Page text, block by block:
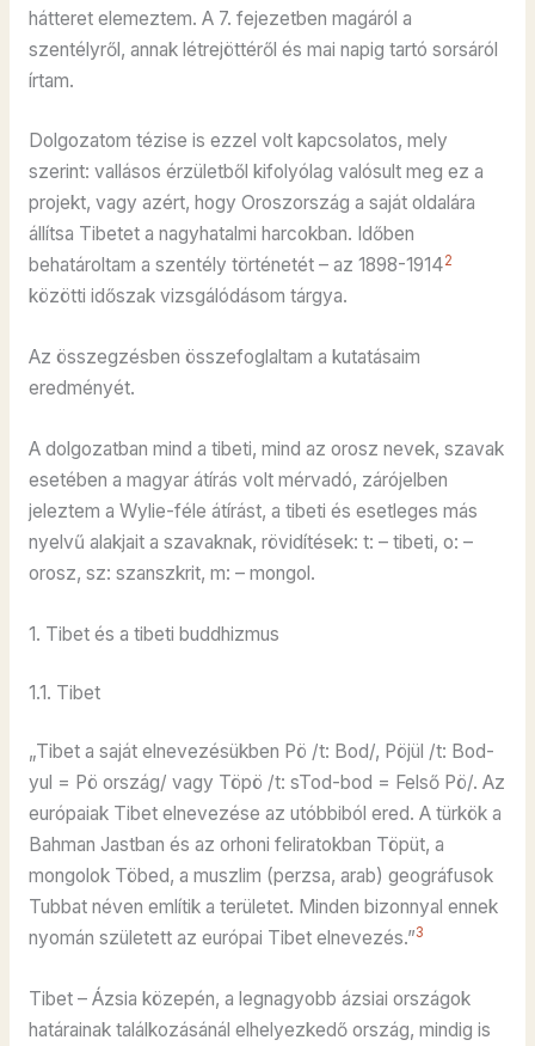
hátteret elemeztem. A 7. fejezetben magáról a
szentélyről, annak létrejöttéről és mai napig tartó sorsáról
írtam.
Dolgozatom tézise is ezzel volt kapcsolatos, mely
szerint: vallásos érzületből kifolyólag valósult meg ez a
projekt, vagy azért, hogy Oroszország a saját oldalára
állítsa Tibetet a nagyhatalmi harcokban. Időben
behatároltam a szentély történetét – az 1898-19142
közötti időszak vizsgálódásom tárgya.
Az összegzésben összefoglaltam a kutatásaim
eredményét.
A dolgozatban mind a tibeti, mind az orosz nevek, szavak
esetében a magyar átírás volt mérvadó, zárójelben
jeleztem a Wylie-féle átírást, a tibeti és esetleges más
nyelvű alakjait a szavaknak, rövidítések: t: – tibeti, o: –
orosz, sz: szanszkrit, m: – mongol.
1. Tibet és a tibeti buddhizmus
1.1. Tibet
„Tibet a saját elnevezésükben Pö /t: Bod/, Pöjül /t: Bod-
yul = Pö ország/ vagy Töpö /t: sTod-bod = Felső Pö/. Az
európaiak Tibet elnevezése az utóbbiból ered. A türkök a
Bahman Jastban és az orhoni feliratokban Töpüt, a
mongolok Töbed, a muszlim (perzsa, arab) geográfusok
Tubbat néven említik a területet. Minden bizonnyal ennek
nyomán született az európai Tibet elnevezés.”3
Tibet – Ázsia közepén, a legnagyobb ázsiai országok
határainak találkozásánál elhelyezkedő ország, mindig is